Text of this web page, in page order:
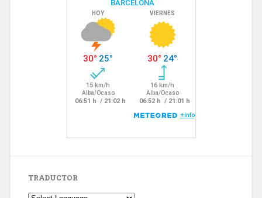
TRADUCTOR